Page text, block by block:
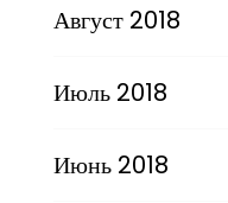
Август 2018
Июль 2018
Июнь 2018